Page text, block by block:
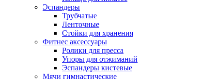
Эспандеры
Трубчатые
Ленточные
Стойки для хранения
Фитнес аксессуары
Ролики для пресса
Упоры для отжиманий
Эспандеры кистевые
Мячи гимнастические